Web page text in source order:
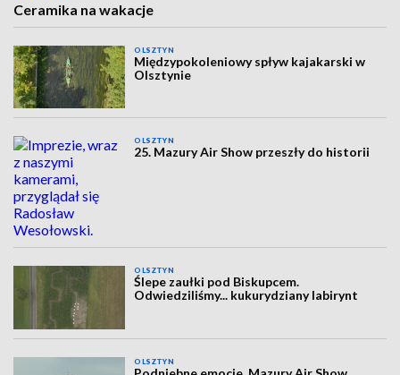
Ceramika na wakacje
OLSZTYN
Międzypokoleniowy spływ kajakarski w
Olsztynie
OLSZTYN
25. Mazury Air Show przeszły do historii
OLSZTYN
Ślepe zaułki pod Biskupcem.
Odwiedziliśmy... kukurydziany labirynt
OLSZTYN